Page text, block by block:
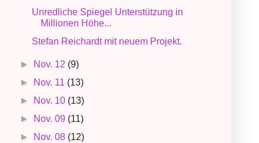
Unredliche Spiegel Unterstützung in
Millionen Höhe...
Stefan Reichardt mit neuem Projekt.
► Nov. 12 (9)
► Nov. 11 (13)
► Nov. 10 (13)
► Nov. 09 (11)
► Nov. 08 (12)